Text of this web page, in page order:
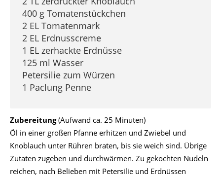
400 g Tomatenstückchen
2 EL Tomatenmark
2 EL Erdnusscreme
1 EL zerhackte Erdnüsse
125 ml Wasser
Petersilie zum Würzen
1 Paclung Penne
Zubereitung(Aufwand ca. 25 Minuten)
Öl in einer großen Pfanne erhitzen und Zwiebel und
Knoblauch unter Rühren braten, bis sie weich sind. Übrige
Zutaten zugeben und durchwärmen. Zu gekochten Nudeln
reichen, nach Belieben mit Petersilie und Erdnüssen